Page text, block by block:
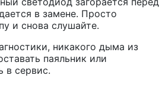
в замене. Просто
и снова слушайте.
никакого дыма из
паяльник или
в сервис.